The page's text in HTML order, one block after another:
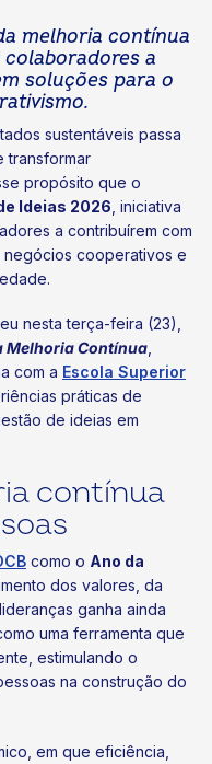
melhoria contínua
a
soluções para o
sustentáveis passa
transformar
propósito que o
Ideias 2026 , iniciativa
a contribuírem com
cooperativos e
nesta terça-feira (23),
Melhoria Contínua
com a Escola Superior
práticas de
de ideias em
contínua
como o Ano da
dos valores, da
ganha ainda
uma ferramenta que
estimulando o
na construção do
em que eficiência,